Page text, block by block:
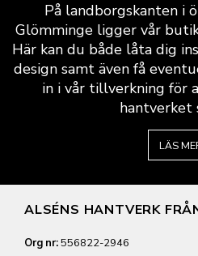
På landborgskanten i
Glömminge ligger vår
Här kan du både låta dig
design samt även få
in i vår tillverkning för
hantverket
LÄS
ALSÉNS HANTVERK
Org nr:556822-2946